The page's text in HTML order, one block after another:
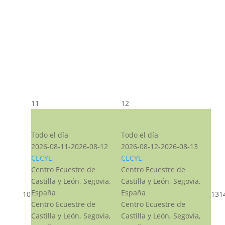
10
11
Todo el día
2026-08-11-2026-08-12
CECYL
Centro Ecuestre de
Castilla y León, Segovia,
España
Centro Ecuestre de
Castilla y León, Segovia,
12
Todo el día
2026-08-12-2026-08-13
CECYL
Centro Ecuestre de
Castilla y León, Segovia,
España
Centro Ecuestre de
Castilla y León, Segovia,
13